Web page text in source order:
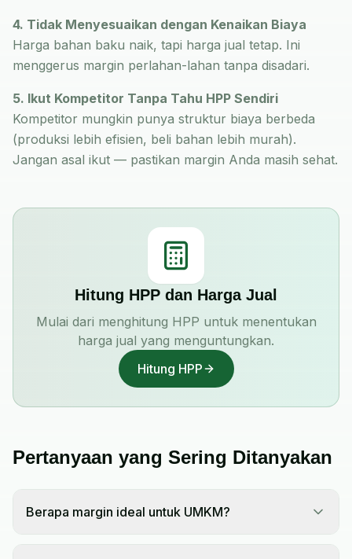
4. Tidak Menyesuaikan dengan Kenaikan Biaya
Harga bahan baku naik, tapi harga jual tetap. Ini
menggerus margin perlahan-lahan tanpa disadari.
5. Ikut Kompetitor Tanpa Tahu HPP Sendiri
Kompetitor mungkin punya struktur biaya berbeda
(produksi lebih efisien, beli bahan lebih murah).
Jangan asal ikut — pastikan margin Anda masih sehat.
Hitung HPP dan Harga Jual
Mulai dari menghitung HPP untuk menentukan
harga jual yang menguntungkan.
Hitung HPP
Pertanyaan yang Sering Ditanyakan
Berapa margin ideal untuk UMKM?